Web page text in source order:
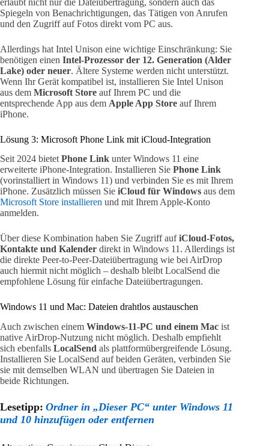
Spiegeln von Benachrichtigungen, das Tätigen von Anrufen
und den Zugriff auf Fotos direkt vom PC aus.
Allerdings hat Intel Unison eine wichtige Einschränkung: Sie
benötigen einen Intel-Prozessor der 12. Generation (Alder
Lake) oder neuer. Ältere Systeme werden nicht unterstützt.
Wenn Ihr Gerät kompatibel ist, installieren Sie Intel Unison
aus dem Microsoft Store auf Ihrem PC und die
entsprechende App aus dem Apple App Store auf Ihrem
iPhone.
Lösung 3: Microsoft Phone Link mit iCloud-Integration
Seit 2024 bietet Phone Link unter Windows 11 eine
erweiterte iPhone-Integration. Installieren Sie Phone Link
(vorinstalliert in Windows 11) und verbinden Sie es mit Ihrem
iPhone. Zusätzlich müssen Sie iCloud für Windows aus dem
Microsoft Store installieren und mit Ihrem Apple-Konto
anmelden.
Über diese Kombination haben Sie Zugriff aufiCloud-Fotos,
Kontakte und Kalender direkt in Windows 11. Allerdings ist
die direkte Peer-to-Peer-Dateiübertragung wie bei AirDrop
auch hiermit nicht möglich – deshalb bleibt LocalSend die
empfohlene Lösung für einfache Dateiübertragungen.
Windows 11 und Mac: Dateien drahtlos austauschen
Auch zwischen einem Windows-11-PC und einem Mac ist
native AirDrop-Nutzung nicht möglich. Deshalb empfiehlt
sich ebenfalls LocalSend als plattformübergreifende Lösung.
Installieren Sie LocalSend auf beiden Geräten, verbinden Sie
sie mit demselben WLAN und übertragen Sie Dateien in
beide Richtungen.
Lesetipp: Ordner in „Dieser PC“ unter Windows 11
und 10 hinzufügen oder entfernen